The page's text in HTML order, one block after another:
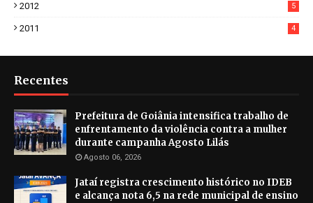
2012 5
2011 4
Recentes
Prefeitura de Goiânia intensifica trabalho de
enfrentamento da violência contra a mulher
durante campanha Agosto Lilás
Agosto 06, 2026
Jataí registra crescimento histórico no IDEB
e alcança nota 6,5 na rede municipal de ensino